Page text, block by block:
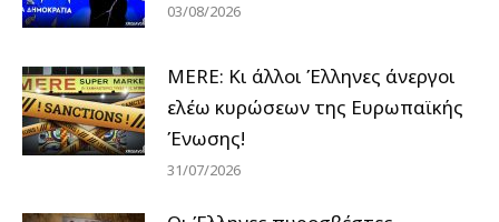
03/08/2026
MERE: Κι άλλοι Έλληνες άνεργοι
ελέω κυρώσεων της Ευρωπαϊκής
Ένωσης!
31/07/2026